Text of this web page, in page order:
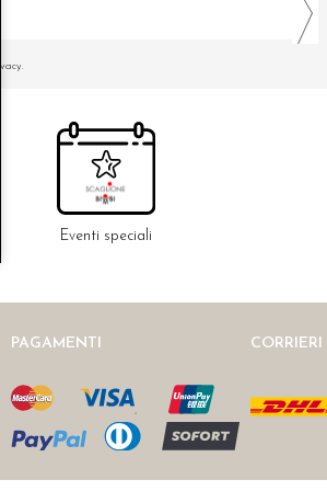
Eventi speciali
PAGAMENTI CORRIERI